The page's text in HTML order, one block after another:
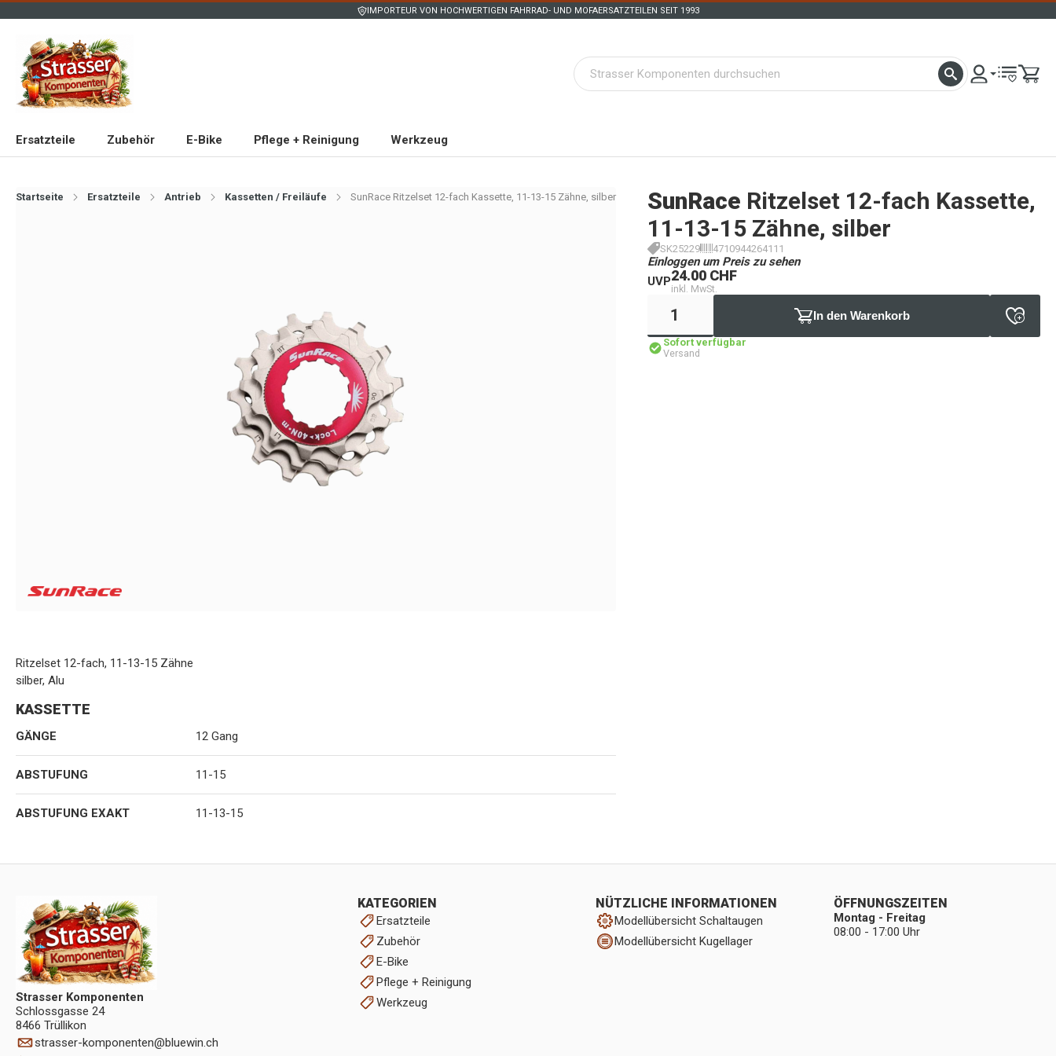
IMPORTEUR VON HOCHWERTIGEN FAHRRAD- UND MOFAERSATZTEILEN SEIT 1993
Ersatzteile Zubehör E-Bike Pflege + Reinigung Werkzeug
Startseite Ersatzteile Antrieb Kassetten / Freiläufe SunRace Ritzelset 12-fach Kassette, 11-13-15 Zähne, silber SunRace Ritzelset 12-fach Kassette,
11-13-15 Zähne, silber
SK25229 4710944264111
Einloggen um Preis zu sehen
UVP24.00 CHF
inkl. MwSt.
In den Warenkorb
Sofort verfügbar
Versand
Ritzelset 12-fach, 11-13-15 Zähne
silber, Alu
KASSETTE
GÄNGE 12 Gang
ABSTUFUNG 11-15
ABSTUFUNG EXAKT 11-13-15
Strasser Komponenten
Schlossgasse 24
8466 Trüllikon
strasser-komponenten@bluewin.ch
KATEGORIEN
Ersatzteile
Zubehör
E-Bike
Pflege + Reinigung
Werkzeug
NÜTZLICHE INFORMATIONEN
Modellübersicht Schaltaugen
Modellübersicht Kugellager
ÖFFNUNGSZEITEN
Montag - Freitag
08:00 - 17:00 Uhr